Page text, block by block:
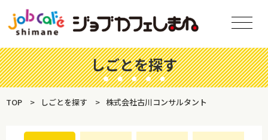
しごとを探す
TOP しごとを探す 株式会社古川コンサルタント